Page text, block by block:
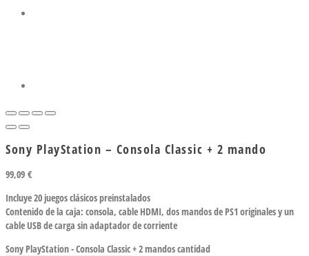
Sony PlayStation – Consola Classic + 2 mando
99,09 €
Incluye 20 juegos clásicos preinstalados
Contenido de la caja: consola, cable HDMI, dos mandos de PS1 originales y un
cable USB de carga sin adaptador de corriente
Sony PlayStation - Consola Classic + 2 mandos cantidad